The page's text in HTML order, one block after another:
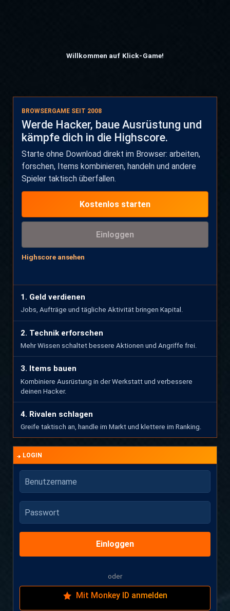
Willkommen auf Klick-Game!
BROWSERGAME SEIT 2008
Werde Hacker, baue Ausrüstung und
kämpfe dich in die Highscore.
Starte ohne Download direkt im Browser: arbeiten,
forschen, Items kombinieren, handeln und andere
Spieler taktisch überfallen.
Kostenlos starten
Einloggen
Highscore ansehen
1. Geld verdienen
Jobs, Aufträge und tägliche Aktivität bringen Kapital.
2. Technik erforschen
Mehr Wissen schaltet bessere Aktionen und Angriffe frei.
3. Items bauen
Kombiniere Ausrüstung in der Werkstatt und verbessere
deinen Hacker.
4. Rivalen schlagen
Greife taktisch an, handle im Markt und klettere im Ranking.
LOGIN
Einloggen
oder
Mit Monkey ID anmelden